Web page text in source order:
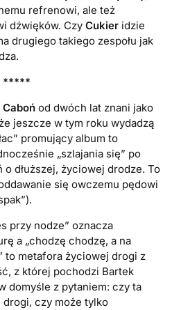
refrenowi, ale też
dźwięków. CzyCukier idzie
drugiego takiego zespołu jak
*****
od dwóch lat znani jako
jeszcze w tym roku wydadzą
promujący album to
„szlajania się” po
dłuższej, życiowej drodze. To
się owczemu pędowi
przy nodze” oznacza
a „chodzę chodzę, a na
to metafora życiowej drogi z
z której pochodzi Bartek
domyśle z pytaniem: czy ta
drogi, czy może tylko